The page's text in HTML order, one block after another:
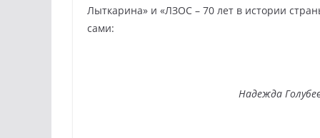
Лыткарина» и «ЛЗОС – 70 лет в истории
сами:
Надежда